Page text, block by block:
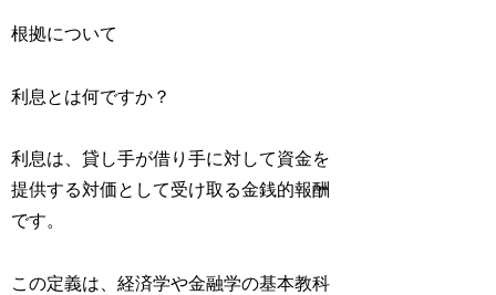
根拠について
利息とは何ですか？
利息は、貸し手が借り手に対して資金を
提供する対価として受け取る金銭的報酬
です。
この定義は、経済学や金融学の基本教科